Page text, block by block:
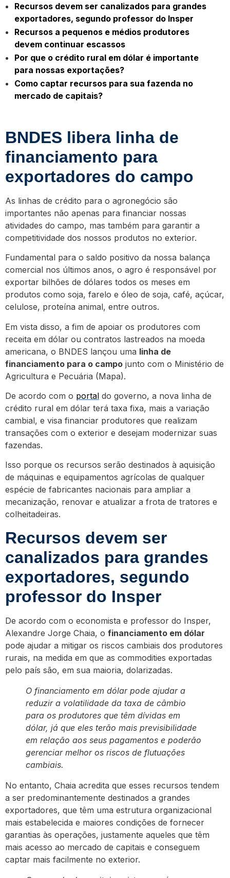
Recursos devem ser canalizados para grandes
exportadores, segundo professor do Insper
Recursos a pequenos e médios produtores
devem continuar escassos
Por que o crédito rural em dólar é importante
para nossas exportações?
Como captar recursos para sua fazenda no
mercado de capitais?
BNDES libera linha de
financiamento para
exportadores do campo
As linhas de crédito para o agronegócio são
importantes não apenas para financiar nossas
atividades do campo, mas também para garantir a
competitividade dos nossos produtos no exterior.
Fundamental para o saldo positivo da nossa balança
comercial nos últimos anos, o agro é responsável por
exportar bilhões de dólares todos os meses em
produtos como soja, farelo e óleo de soja, café, açúcar,
celulose, proteína animal, entre outros.
Em vista disso, a fim de apoiar os produtores com
receita em dólar ou contratos lastreados na moeda
americana, o BNDES lançou uma linha de
financiamento para o campo junto com o Ministério de
Agricultura e Pecuária (Mapa).
De acordo com o portal do governo, a nova linha de
crédito rural em dólar terá taxa fixa, mais a variação
cambial, e visa financiar produtores que realizam
transações com o exterior e desejam modernizar suas
fazendas.
Isso porque os recursos serão destinados à aquisição
de máquinas e equipamentos agrícolas de qualquer
espécie de fabricantes nacionais para ampliar a
mecanização, renovar e atualizar a frota de tratores e
colheitadeiras.
Recursos devem ser
canalizados para grandes
exportadores, segundo
professor do Insper
De acordo com o economista e professor do Insper,
Alexandre Jorge Chaia, o financiamento em dólar
pode ajudar a mitigar os riscos cambiais dos produtores
rurais, na medida em que as commodities exportadas
pelo país são, em sua maioria, dolarizadas.
O financiamento em dólar pode ajudar a
reduzir a volatilidade da taxa de câmbio
para os produtores que têm dívidas em
dólar, já que eles terão mais previsibilidade
em relação aos seus pagamentos e poderão
gerenciar melhor os riscos de flutuações
cambiais.
No entanto, Chaia acredita que esses recursos tendem
a ser predominantemente destinados a grandes
exportadores, que têm uma estrutura organizacional
mais estabelecida e maiores condições de fornecer
garantias às operações, justamente aqueles que têm
mais acesso ao mercado de capitais e conseguem
captar mais facilmente no exterior.